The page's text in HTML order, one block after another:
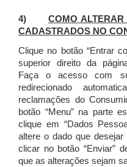
4) COMO
CADASTRADOS NO
Clique no botão “Entrar
superior direito da
Faça o acesso com
redirecionado
reclamações do
botão “Menu” na parte
clique em “Dados
altere o dado que
clicar no botão “Enviar”
que as alterações sejam